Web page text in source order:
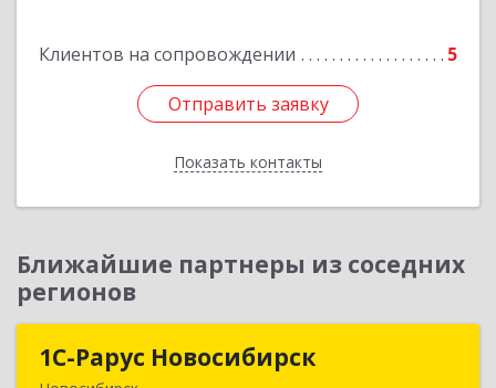
Клиентов на сопровождении 5
Отправить заявку
Показать контакты
Подробнее
Отправить заявку
Назад
Ближайшие партнеры из соседних
регионов
1С-Рарус Новосибирск
1С-Рарус Новосибирск